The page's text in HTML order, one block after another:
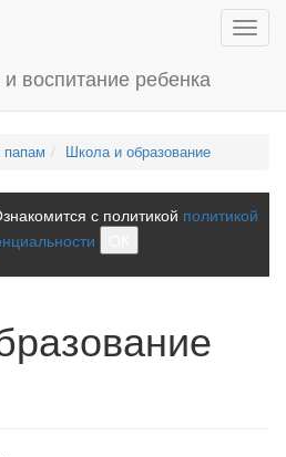
Школа и образование
с политикой политикой